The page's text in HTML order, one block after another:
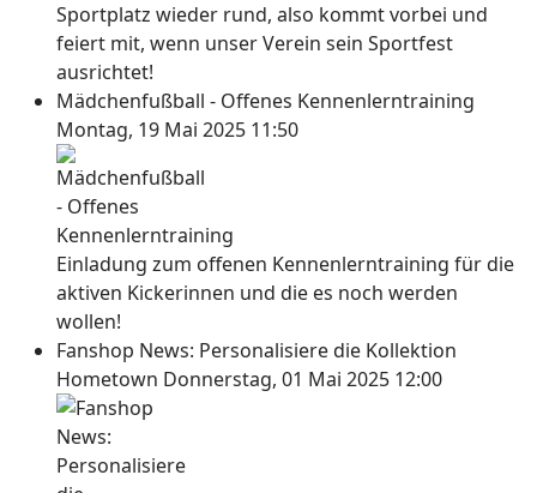
Sportplatz wieder rund, also kommt vorbei und
feiert mit, wenn unser Verein sein Sportfest
ausrichtet!
Mädchenfußball - Offenes Kennenlerntraining
Montag, 19 Mai 2025 11:50
Einladung zum offenen Kennenlerntraining für die
aktiven Kickerinnen und die es noch werden
wollen!
Fanshop News: Personalisiere die Kollektion
Hometown Donnerstag, 01 Mai 2025 12:00